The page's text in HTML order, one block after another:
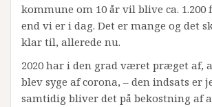
kommune om 10 år vil blive ca. 1.200
end vi er i dag. Det er mange og det
klar til, allerede nu.
2020 har i den grad været præget af,
blev syge af corona, – den indsats er
samtidig bliver det på bekostning af